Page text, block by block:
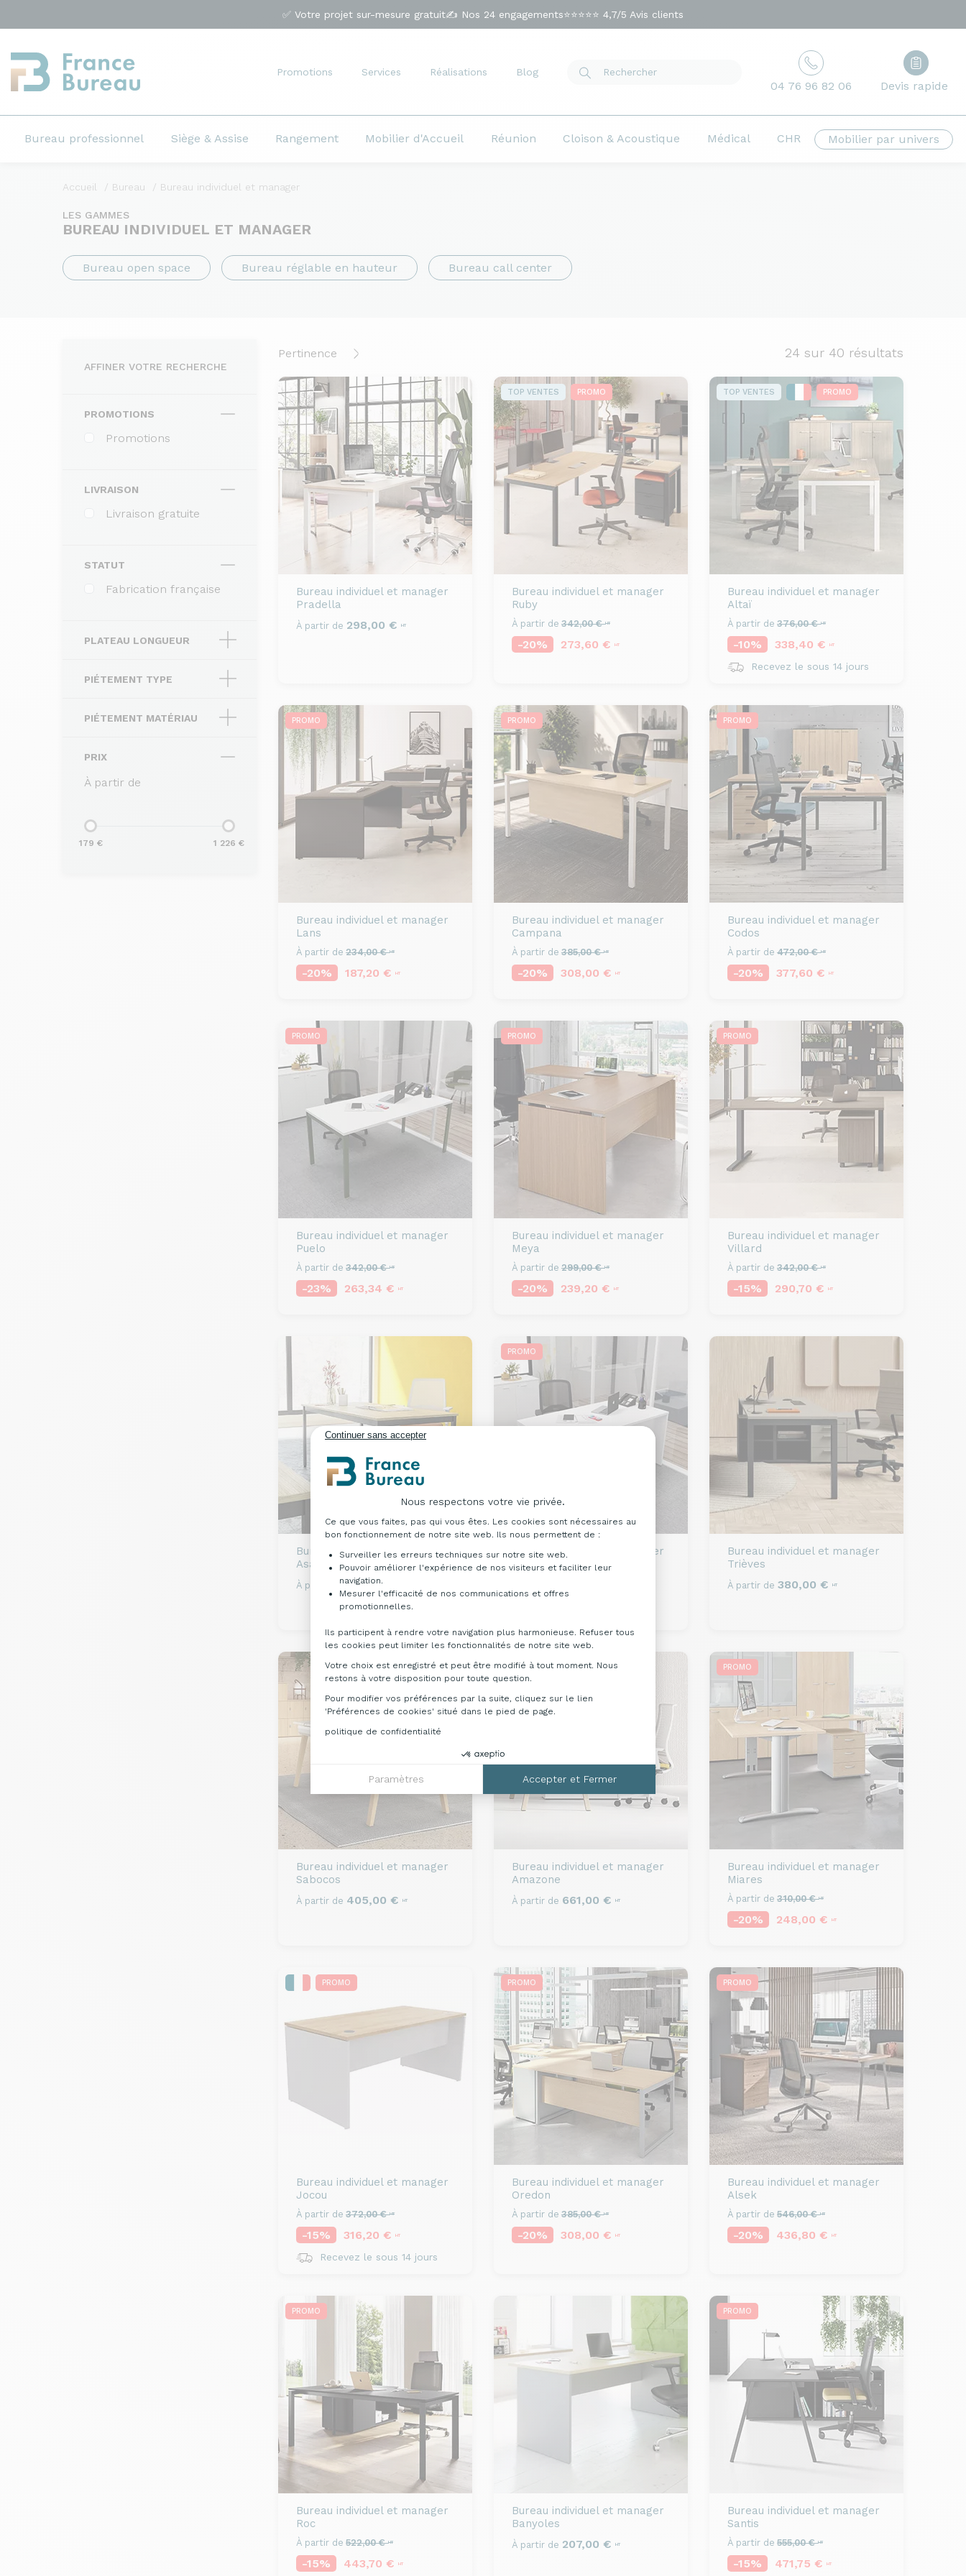
Continuer sans accepter
Nous respectons votre vie privée.
Plateforme de Gestion du Consentement : Personnalisez vos Options
Ce que vous faites, pas qui vous êtes. Les cookies sont nécessaires au
bon fonctionnement de notre site web. Ils nous permettent de :
Surveiller les erreurs techniques sur notre site web.
Pouvoir améliorer l'expérience de nos visiteurs et faciliter leur
navigation.
Mesurer l'efficacité de nos communications et offres
promotionnelles.
Ils participent à rendre votre navigation plus harmonieuse. Refuser tous
les cookies peut limiter les fonctionnalités de notre site web.
Votre choix est enregistré et peut être modifié à tout moment. Nous
restons à votre disposition pour toute question.
Pour modifier vos préférences par la suite, cliquez sur le lien
'Préférences de cookies' situé dans le pied de page.
politique de confidentialité
Paramètres Accepter et Fermer
✅ Votre projet sur-mesure gratuit✍️ Nos 24 engagements⭐⭐⭐⭐⭐ 4,7/5 Avis clients
Promotions Services Réalisations Blog
04 76 96 82 06 Devis rapide
Bureau professionnel Siège & Assise Rangement Mobilier d'Accueil Réunion Cloison & Acoustique Médical CHR Mobilier par univers
Accueil Bureau Bureau individuel et manager
LES GAMMES
BUREAU INDIVIDUEL ET MANAGER
Bureau open space Bureau réglable en hauteur Bureau call center
AFFINER VOTRE RECHERCHE
PROMOTIONS
Promotions
LIVRAISON
Livraison gratuite
STATUT
Fabrication française
PLATEAU LONGUEUR
PIÉTEMENT TYPE
PIÉTEMENT MATÉRIAU
PRIX
À partir de
179 € 1 226 €
Pertinence 24 sur 40 résultats
Bureau individuel et manager
Pradella
À partir de 298,00 € HT
TOP VENTES PROMO
Bureau individuel et manager
Ruby
À partir de 342,00 €HT
-20% 273,60 € HT
TOP VENTES PROMO
Bureau individuel et manager
Altaï
À partir de 376,00 €HT
-10% 338,40 € HT
Recevez le sous 14 jours
PROMO
Bureau individuel et manager
Lans
À partir de 234,00 €HT
-20% 187,20 € HT
PROMO
Bureau individuel et manager
Campana
À partir de 385,00 €HT
-20% 308,00 € HT
PROMO
Bureau individuel et manager
Codos
À partir de 472,00 €HT
-20% 377,60 € HT
PROMO
Bureau individuel et manager
Puelo
À partir de 342,00 €HT
-23% 263,34 € HT
PROMO
Bureau individuel et manager
Meya
À partir de 299,00 €HT
-20% 239,20 € HT
PROMO
Bureau individuel et manager
Villard
À partir de 342,00 €HT
-15% 290,70 € HT
Bureau individuel et manager
Asador
À partir de 190,00 €
PROMO
Bureau individuel et manager
Cardiel
Bureau individuel et manager
Trièves
À partir de 380,00 € HT
Bureau individuel et manager
Sabocos
À partir de 405,00 € HT
Bureau individuel et manager
Amazone
À partir de 661,00 € HT
PROMO
Bureau individuel et manager
Miares
À partir de 310,00 €HT
-20% 248,00 € HT
PROMO
Bureau individuel et manager
Jocou
À partir de 372,00 €HT
-15% 316,20 € HT
Recevez le sous 14 jours
PROMO
Bureau individuel et manager
Oredon
À partir de 385,00 €HT
-20% 308,00 € HT
PROMO
Bureau individuel et manager
Alsek
À partir de 546,00 €HT
-20% 436,80 € HT
PROMO
Bureau individuel et manager
Roc
À partir de 522,00 €HT
-15% 443,70 € HT
Bureau individuel et manager
Banyoles
À partir de 207,00 € HT
PROMO
Bureau individuel et manager
Santis
À partir de 555,00 €HT
-15% 471,75 € HT